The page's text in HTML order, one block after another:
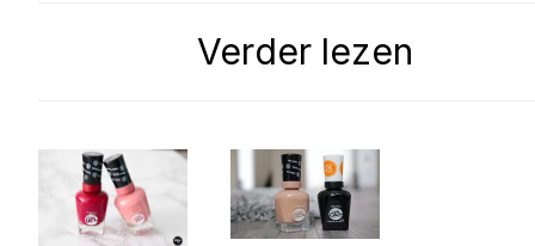
Verder lezen